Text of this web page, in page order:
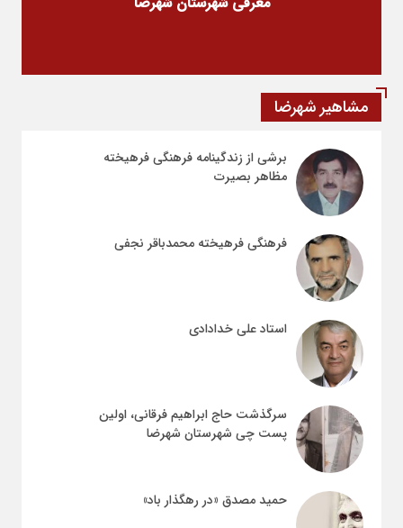
مشاهیر شهرضا
برشی از زندگینامه فرهنگی فرهیخته
مظاهر بصیرت
فرهنگی فرهیخته محمدباقر نجفی
استاد علی خدادادی
سرگذشت حاج ابراهیم فرقانی، اولین
پست چی شهرستان شهرضا
حمید مصدق «در رهگذار باد»